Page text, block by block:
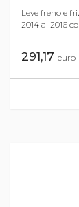
Leve freno e
2014 al 2016
291,17 euro